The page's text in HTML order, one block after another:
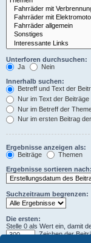
Unterforen durchsuchen:
Ja
Nein
Innerhalb suchen:
Betreff und Text der
Nur im Text der Beiträge
Nur im Betreff der
Nur im ersten Beitrag
Ergebnisse anzeigen als:
Beiträge
Themen
Ergebnisse sortieren nach:
Suchzeitraum begrenzen:
Die ersten:
Stelle 0 als Wert ein, damit
Zeichen der